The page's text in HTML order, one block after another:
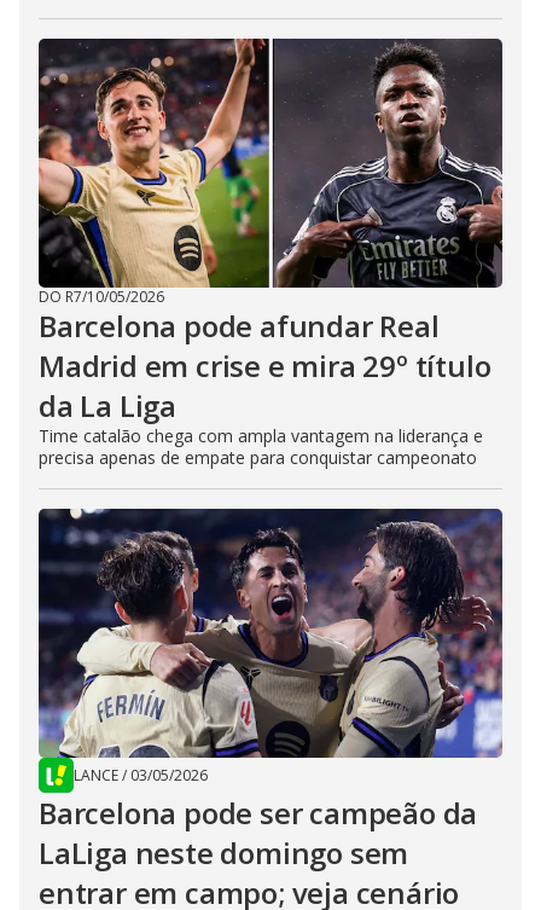
DO R7/10/05/2026
Barcelona pode afundar Real
Madrid em crise e mira 29º título
da La Liga
Time catalão chega com ampla vantagem na liderança e
precisa apenas de empate para conquistar campeonato
LANCE/ 03/05/2026
Barcelona pode ser campeão da
LaLiga neste domingo sem
entrar em campo; veja cenário